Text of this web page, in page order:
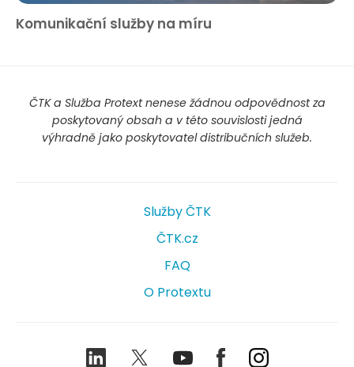
Komunikační služby na míru
ČTK a Služba Protext nenese žádnou odpovědnost za
poskytovaný obsah a v této souvislosti jedná
výhradně jako poskytovatel distribučních služeb.
Služby ČTK
ČTK.cz
FAQ
O Protextu
LinkedIn TwitterYoutubeFacebookInstagram